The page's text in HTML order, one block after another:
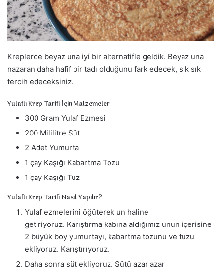
a
g
ö
n
d
e
e
k
Kreplerde beyaz una iyi bir alternatifle geldik. Beyaz una
nazaran daha hafif bir tadı olduğunu fark edecek, sık sık
tercih edeceksiniz.
Yulaflı Krep Tarifi İçin Malzemeler
300 Gram Yulaf Ezmesi
200 Mililitre Süt
2 Adet Yumurta
1 çay Kaşığı Kabartma Tozu
1 çay Kaşığı Tuz
Yulaflı Krep Tarifi Nasıl Yapılır?
Yulaf ezmelerini öğüterek un haline
getiriyoruz. Karıştırma kabına aldığımız unun içerisine
2 büyük boy yumurtayı, kabartma tozunu ve tuzu
ekliyoruz. Karıştırıyoruz.
Daha sonra süt ekliyoruz. Sütü azar azar